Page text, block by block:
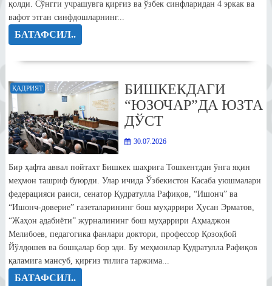
қолди. Сўнгги учрашувга қирғиз ва ўзбек синфларидан 4 эркак ва
вафот этган синфдошларнинг...
БАТАФСИЛ..
ҚАДРИЯТ
БИШКЕКДАГИ
“ЮЗОЧАР”ДА ЮЗТА
ДЎСТ
30.07.2026
Бир ҳафта аввал пойтахт Бишкек шаҳрига Тошкентдан ўнга яқин
меҳмон ташриф буюрди. Улар ичида Ўзбекистон Касаба уюшмалари
федерацияси раиси, сенатор Қудратулла Рафиқов, “Ишонч” ва
“Ишонч-доверие” газеталарининг бош муҳаррири Ҳусан Эрматов,
“Жаҳон адабиёти” журналининг бош муҳаррири Аҳмаджон
Мелибоев, педагогика фанлари доктори, профессор Қозоқбой
Йўлдошев ва бошқалар бор эди. Бу меҳмонлар Қудратулла Рафиқов
қаламига мансуб, қирғиз тилига таржима...
БАТАФСИЛ..